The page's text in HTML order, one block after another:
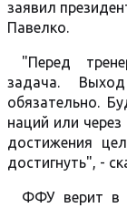
заявил
Павелко.
"Перед
задача.
обязательно.
наций или
достижения
достигнуть", -
ФФУ верит в